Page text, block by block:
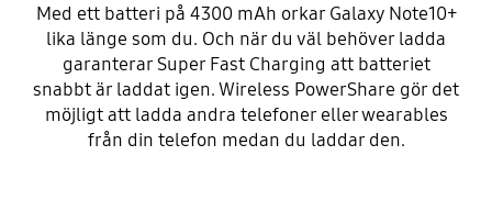
Med ett batteri på 4300 mAh orkar Galaxy Note10+
lika länge som du. Och när du väl behöver ladda
garanterar Super Fast Charging att batteriet
snabbt är laddat igen. Wireless PowerShare gör det
möjligt att ladda andra telefoner eller wearables
från din telefon medan du laddar den.